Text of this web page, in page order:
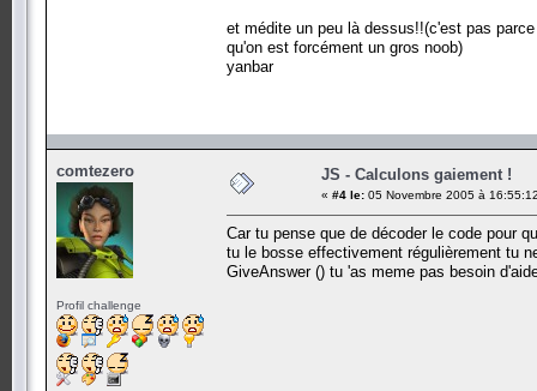
et médite un peu là dessus!!(c'est pas
qu'on est forcément un gros noob)
yanbar
comtezero
Profil challenge
JS - Calculons gaiement !
« #4 le: 05 Novembre 2005 à
Car tu pense que de décoder le code pour
tu le bosse effectivement régulièrement tu
GiveAnswer () tu 'as meme pas besoin